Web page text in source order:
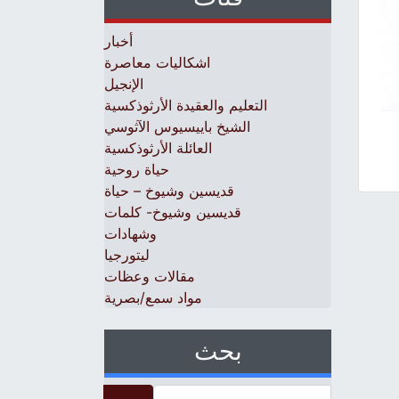
أخبار
اشكاليات معاصرة
الإنجيل
التعليم والعقيدة الأرثوذكسية
الشيخ باييسيوس الآثوسي
العائلة الأرثوذكسية
حياة روحية
قديسين وشيوخ – حياة
قديسين وشيوخ- كلمات
وشهادات
ليتورجيا
مقالات وعظات
مواد سمع/بصرية
بحث